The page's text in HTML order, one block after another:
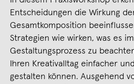
Entscheidungen die Wirkung
Gesamtkomposition
Strategien wie wirken, was es im
Gestaltungsprozess zu
Ihren Kreativalltag einfacher
gestalten können. Ausgehend